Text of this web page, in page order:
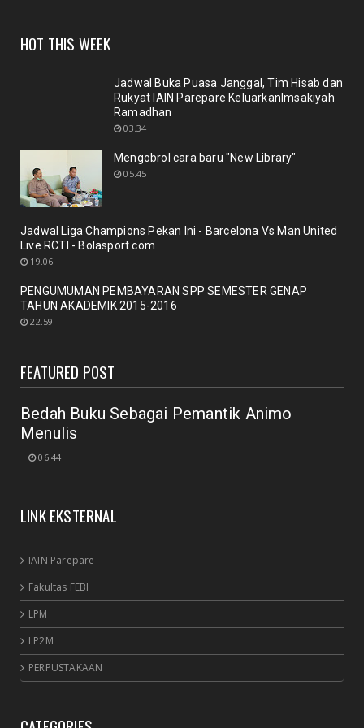
Sinergi dosen dan Perpustakaan melalui workshop
repository y...
November 10, 2020
UNCATEGORIZED
Nuansa berbunga bunga bentuk respon terhadap
October 21, 2020
Membicarakan Kesiapan perpustakaan bagi
pemustaka baru
September 29, 2020
Mengobrol cara baru "New Library"
September 12, 2020
HOT THIS WEEK
Jadwal Buka Puasa Janggal, Tim Hisab dan
Rukyat IAIN Parepare KeluarkanImsakiyah
Ramadhan
03.34
Mengobrol cara baru "New Library"
05.45
Jadwal Liga Champions Pekan Ini - Barcelona Vs Man United
Live RCTI - Bolasport.com
19.06
PENGUMUMAN PEMBAYARAN SPP SEMESTER GENAP
TAHUN AKADEMIK 2015-2016
22.59
FEATURED POST
Bedah Buku Sebagai Pemantik Animo
Menulis
06.44
LINK EKSTERNAL
IAIN Parepare
Fakultas FEBI
LPM
LP2M
PERPUSTAKAAN